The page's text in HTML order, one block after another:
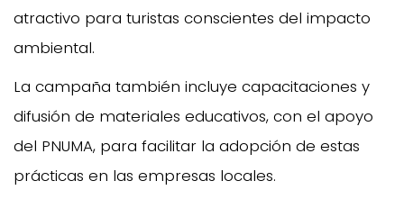
atractivo para turistas conscientes del impacto
ambiental.
La campaña también incluye capacitaciones y
difusión de materiales educativos, con el apoyo
del PNUMA, para facilitar la adopción de estas
prácticas en las empresas locales.